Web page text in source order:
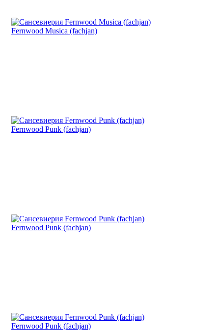
Fernwood Musica (fachjan)
Fernwood Punk (fachjan)
Fernwood Punk (fachjan)
Fernwood Punk (fachjan)